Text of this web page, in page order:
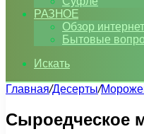
РАЗНОЕ
Обзор
Бытовые
Искать
Главная/Десерты/
Сыроедческое